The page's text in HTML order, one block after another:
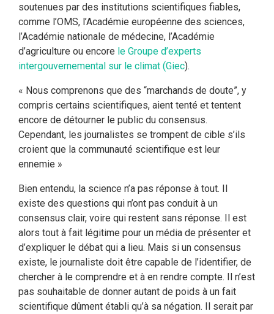
soutenues par des institutions scientifiques fiables,
comme l’OMS, l’Académie européenne des sciences,
l’Académie nationale de médecine, l’Académie
d’agriculture ou encore le Groupe d’experts
intergouvernemental sur le climat (Giec).
« Nous comprenons que des “marchands de doute”, y
compris certains scientifiques, aient tenté et tentent
encore de détourner le public du consensus.
Cependant, les journalistes se trompent de cible s’ils
croient que la communauté scientifique est leur
ennemie »
Bien entendu, la science n’a pas réponse à tout. Il
existe des questions qui n’ont pas conduit à un
consensus clair, voire qui restent sans réponse. Il est
alors tout à fait légitime pour un média de présenter et
d’expliquer le débat qui a lieu. Mais si un consensus
existe, le journaliste doit être capable de l’identifier, de
chercher à le comprendre et à en rendre compte. Il n’est
pas souhaitable de donner autant de poids à un fait
scientifique dûment établi qu’à sa négation. Il serait par